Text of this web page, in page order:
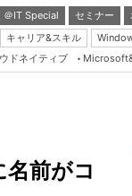
＠IT Special セミナー
キャリア&スキル
Server &
Java Agile
ドネイティブ
前がコ